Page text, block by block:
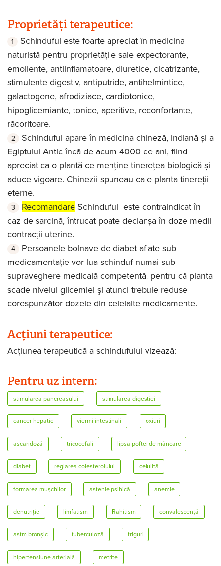
Proprietăți terapeutice:
Schinduful este foarte apreciat în medicina
naturistă pentru proprietățile sale expectorante,
emoliente, antiinflamatoare, diuretice, cicatrizante,
stimulente digestiv, antiputride, antihelmintice,
galactogene, afrodiziace, cardiotonice,
hipoglicemiante, tonice, aperitive, reconfortante,
răcoritoare.
Schinduful apare în medicina chineză, indiană și a
Egiptului Antic încă de acum 4000 de ani, fiind
apreciat ca o plantă ce menține tinerețea biologică și
aduce vigoare. Chinezii spuneau ca e planta tinereții
eterne.
Recomandare Schinduful este contraindicat în
caz de sarcină, întrucat poate declanșa în doze medii
contracții uterine.
Persoanele bolnave de diabet aflate sub
medicamentaţie vor lua schinduf numai sub
supraveghere medicală competentă, pentru că planta
scade nivelul glicemiei şi atunci trebuie reduse
corespunzător dozele din celelalte medicamente.
Acțiuni terapeutice:
Acțiunea terapeutică a schindufului vizează:
Pentru uz intern:
stimularea pancreasului stimularea digestiei
cancer hepatic viermi intestinali oxiuri
ascaridoză tricocefali lipsa poftei de mâncare
diabet reglarea colesterolului celulită
formarea mușchilor astenie psihică anemie
denutriție limfatism Rahitism convalescență
astm bronșic tuberculoză friguri
hipertensiune arterială metrite